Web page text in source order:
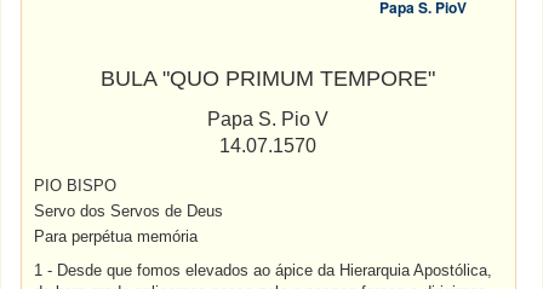
Papa S. PioV
BULA "QUO PRIMUM TEMPORE"
Papa S. Pio V
14.07.1570
PIO BISPO
Servo dos Servos de Deus
Para perpétua memória
1 - Desde que fomos elevados ao ápice da Hierarquia Apostólica,